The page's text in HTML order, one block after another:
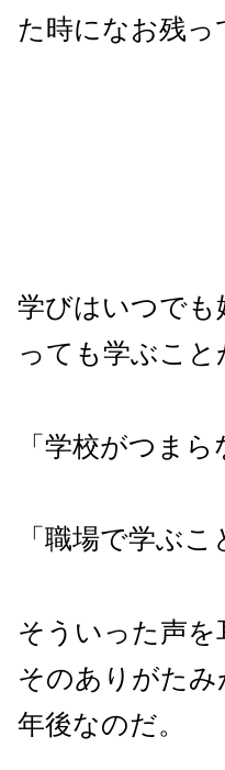
た時になお残っ
学びはいつで
っても学ぶこと
「学校がつまら
「職場で学ぶこ
そういった声
そのありがた
年後なのだ。